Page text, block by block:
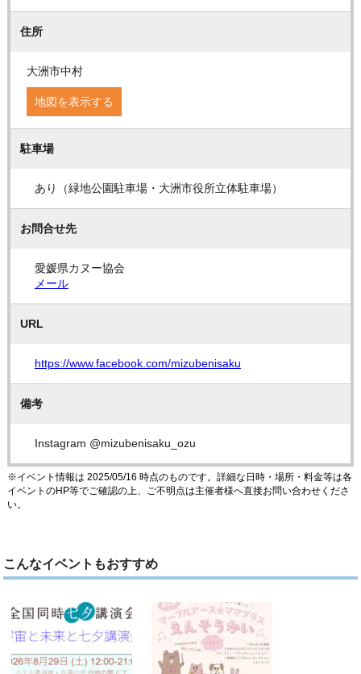
住所
大洲市中村
地図を表示する
駐車場
あり（緑地公園駐車場・大洲市役所立体駐車場）
お問合せ先
愛媛県カヌー協会
メール
URL
https://www.facebook.com/mizubenisaku
備考
Instagram @mizubenisaku_ozu
※イベント情報は 2025/05/16 時点のものです。詳細な日時・場所・料金等は各
イベントのHP等でご確認の上、ご不明点は主催者様へ直接お問い合わせくださ
い。
こんなイベントもおすすめ